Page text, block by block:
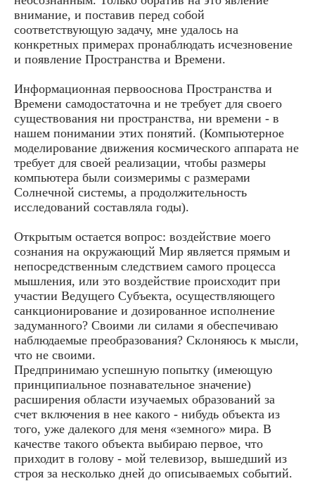
внимание, и поставив перед собой
соответствующую задачу, мне удалось на
конкретных примерах пронаблюдать исчезновение
и появление Пространства и Времени.
Информационная первооснова Пространства и
Времени самодостаточна и не требует для своего
существования ни пространства, ни времени - в
нашем понимании этих понятий. (Компьютерное
моделирование движения космического аппарата не
требует для своей реализации, чтобы размеры
компьютера были соизмеримы с размерами
Солнечной системы, а продолжительность
исследований составляла годы).
Открытым остается вопрос: воздействие моего
сознания на окружающий Мир является прямым и
непосредственным следствием самого процесса
мышления, или это воздействие происходит при
участии Ведущего Субъекта, осуществляющего
санкционирование и дозированное исполнение
задуманного? Своими ли силами я обеспечиваю
наблюдаемые преобразования? Склоняюсь к мысли,
что не своими.
Предпринимаю успешную попытку (имеющую
принципиальное познавательное значение)
расширения области изучаемых образований за
счет включения в нее какого - нибудь объекта из
того, уже далекого для меня «земного» мира. В
качестве такого объекта выбираю первое, что
приходит в голову - мой телевизор, вышедший из
строя за несколько дней до описываемых событий.